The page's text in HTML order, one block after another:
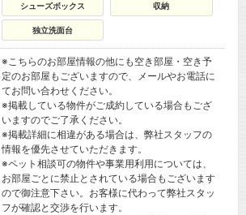
シューズボックス 収納
独立洗面台
※こちらのお部屋情報の他にも空き部屋・空き予
定のお部屋もございますので、メールやお電話に
てお問い合わせください。
※掲載している物件がご成約している場合もござ
いますのでご了承ください。
※掲載詳細に相違がある場合は、弊社スタッフの
情報を優先させていただきます。
※ペット相談可の物件や事業用利用については、
お部屋ごとに禁止とされている場合もございます
ので御注意下さい。お客様に代わって弊社スタッ
フが確認と交渉を行います。